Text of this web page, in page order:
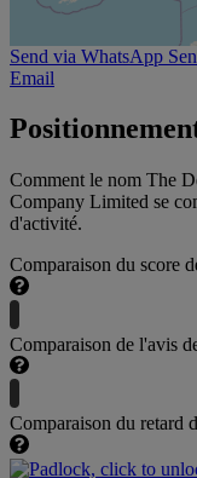
Send via WhatsApp
Email
Comment le nom The
Company Limited se
d'activité.
Comparaison du score
Comparaison de l'avis
Comparaison du retard